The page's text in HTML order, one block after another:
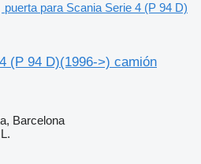
puerta para Scania Serie 4 (P 94 D)
(P 94 D)(1996->) camión
Barcelona